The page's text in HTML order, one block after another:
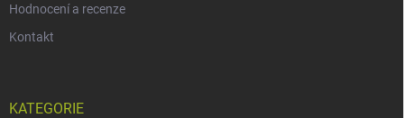
Hodnocení a recenze
Kontakt
KATEGORIE